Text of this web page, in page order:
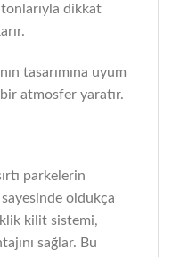
dikkat
tasarımına uyum
atmosfer yaratır.
parkelerin
sayesinde oldukça
klik kilit sistemi,
sağlar. Bu